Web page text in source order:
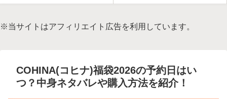
※当サイトはアフィリエイト広告を利用しています。
COHINA(コヒナ)福袋2026の予約日はい
つ？中身ネタバレや購入方法を紹介！